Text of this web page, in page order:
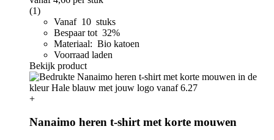
(1)
Vanaf 10 stuks
Bespaar tot 32%
Materiaal: Bio katoen
Voorraad laden
Bekijk product
+
Nanaimo heren t-shirt met korte mouwen